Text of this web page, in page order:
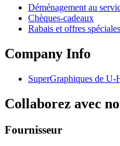
Déménagement au
Chèques-cadeaux
Rabais et offres spéciales
Company Info
SuperGraphiques de U-
Collaborez avec
Fournisseur